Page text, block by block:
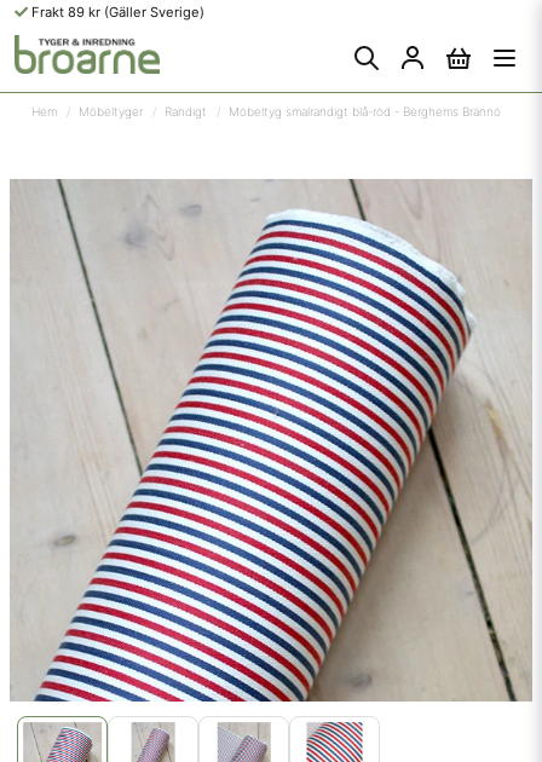
Frakt 89 kr (Gäller Sverige)
Hem Möbeltyger Randigt Möbeltyg smalrandigt blå-röd - Berghems Brännö